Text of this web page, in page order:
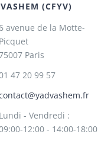
(CFYV)
6 avenue de la Motte-
Picquet
Paris
47 20 99 57
Lundi - Vendredi :
12:00 - 14:00-18:00